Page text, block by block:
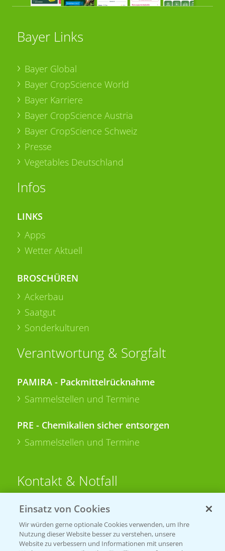
Bayer Links
Bayer Global
Bayer CropScience World
Bayer Karriere
Bayer CropScience Austria
Bayer CropScience Schweiz
Presse
Vegetables Deutschland
Infos
LINKS
Apps
Wetter Aktuell
BROSCHÜREN
Ackerbau
Saatgut
Sonderkulturen
Verantwortung & Sorgfalt
PAMIRA - Packmittelrücknahme
Sammelstellen und Termine
PRE - Chemikalien sicher entsorgen
Sammelstellen und Termine
Kontakt & Notfall
Beratung auf WhatsApp
T.+49 (0)174 346 564 1
Einsatz von Cookies
Wir würden gerne optionale Cookies verwenden, um Ihre
Nutzung dieser Website besser zu verstehen, unsere
Website zu verbessern und Informationen mit unseren